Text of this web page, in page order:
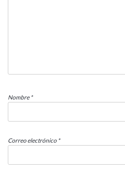
Nombre *
Correo electrónico *